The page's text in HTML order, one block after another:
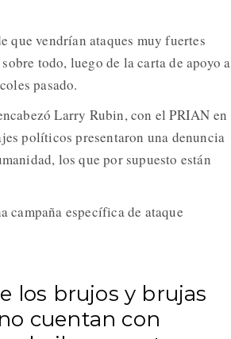
vendrían ataques muy fuertes
todo, luego de la carta de apoyo a
pasado.
Larry Rubin, con el PRIAN en
políticos presentaron una denuncia
los que por supuesto están
campaña específica de ataque
los brujos y brujas
cuentan con